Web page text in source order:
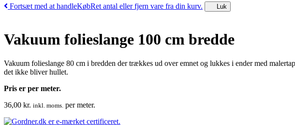
Fortsæt med at handleKøbRet antal eller fjern vare fra din kurv. Luk
Vakuum folieslange 100 cm bredde
Vakuum folieslange 80 cm i bredden der trækkes ud over emnet og lukkes i ender med
det ikke bliver hullet.
Pris er per meter.
36,00 kr. inkl. moms. per meter.